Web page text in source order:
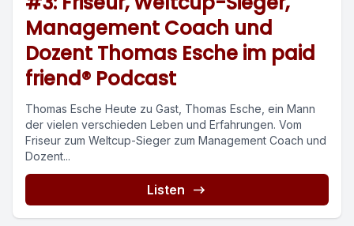
Management Coach und
Dozent Thomas Esche im paid
friend® Podcast
Thomas Esche Heute zu Gast, Thomas Esche, ein Mann
der vielen verschieden Leben und Erfahrungen. Vom
Friseur zum Weltcup-Sieger zum Management Coach und
Dozent...
Listen